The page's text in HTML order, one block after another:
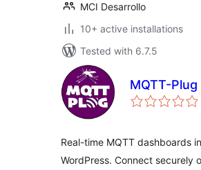
MCI Desarrollo
10+ active installations
Tested with 6.7.5
MQTT-Plug
Real-time MQTT dashboards
WordPress. Connect securely